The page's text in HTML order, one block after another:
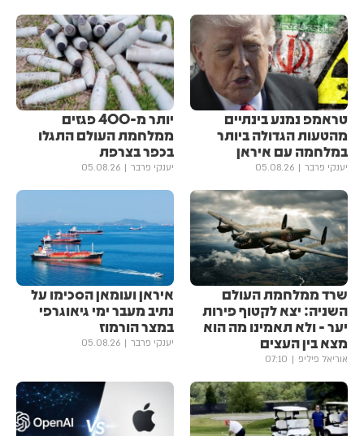
טראמפ נמנע בינתיים
מהטעות הגדולה ביותר
במלחמה עם איראן
יענקי פרבר 05.08.26
יותר מ-400 פגזים
ממלחמת העולם התגלו
בכפר בצרפת
יענקי פרבר 05.08.26
שרד ממלחמת העולם
השניה: יצא לקטוף פירות
יער - ולא תאמינו מה הוא
מצא בין העצים
אוריאל פיליפ 07:10
איראן ועומאן הסכימו על
נתיב מעבר ימי גיאוגרפי
במצר הורמוז
יענקי פרבר 05.08.26